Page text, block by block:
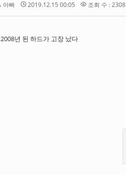
아빠 2019.12.15 00:05 조회 수 : 2308
2008년 된 하드가 고장 났다